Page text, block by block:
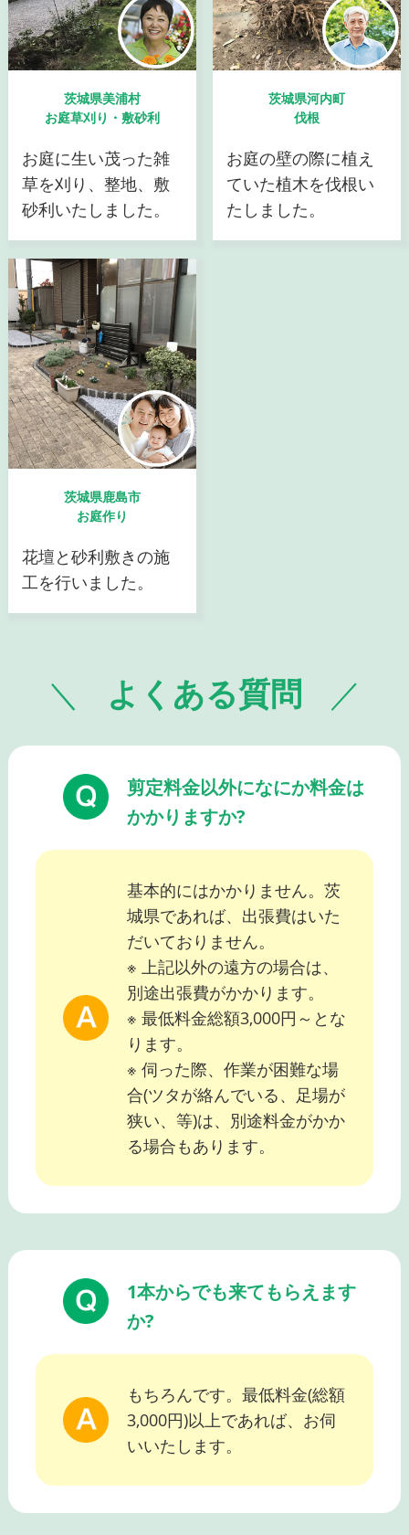
茨城県美浦村
お庭草刈り・敷砂利
お庭に生い茂った雑
草を刈り、整地、敷
砂利いたしました。
茨城県河内町
伐根
お庭の壁の際に植え
ていた植木を伐根い
たしました。
茨城県鹿島市
お庭作り
花壇と砂利敷きの施
工を行いました。
よくある質問
剪定料金以外になにか料金は
かかりますか?
基本的にはかかりません。茨
城県であれば、出張費はいた
だいておりません。
※ 上記以外の遠方の場合は、
別途出張費がかかります。
※ 最低料金総額3,000円～とな
ります。
※ 伺った際、作業が困難な場
合(ツタが絡んでいる、足場が
狭い、等)は、別途料金がかか
る場合もあります。
1本からでも来てもらえます
か?
もちろんです。最低料金(総額
3,000円)以上であれば、お伺
いいたします。